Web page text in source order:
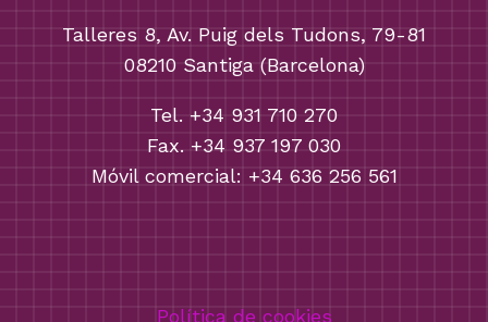
Talleres 8, Av. Puig dels Tudons, 79-81
08210 Santiga (Barcelona)
Tel. +34 931 710 270
Fax. +34 937 197 030
Móvil comercial: +34 636 256 561
Política de cookies